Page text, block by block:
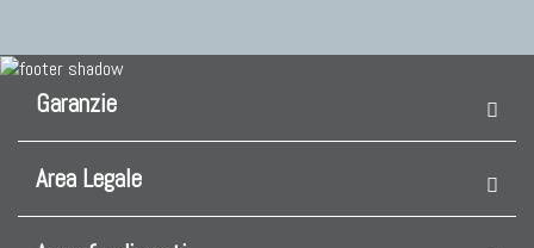
Garanzie
Area Legale